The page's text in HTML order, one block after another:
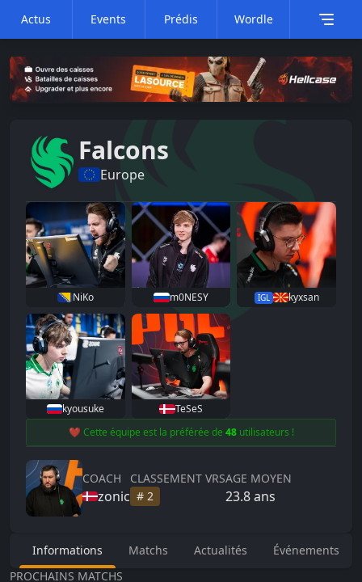
Actus Events Prédis Wordle
Falcons
Europe
NiKo m0NESY IGL kyxsan
kyousuke
TeSeS
❤️ Cette équipe est la préférée de 48 utilisateurs !
COACH
zonic
CLASSEMENT VRS
#2
AGE MOYEN
23.8ans
Informations Matchs Actualités
Événements
PROCHAINS MATCHS